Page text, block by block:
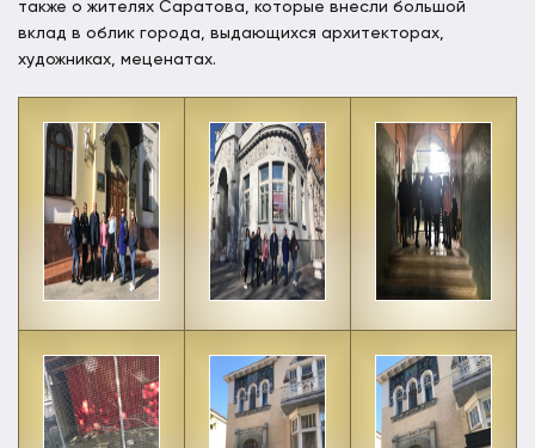
также о жителях Саратова, которые внесли большой
вклад в облик города, выдающихся архитекторах,
художниках, меценатах.